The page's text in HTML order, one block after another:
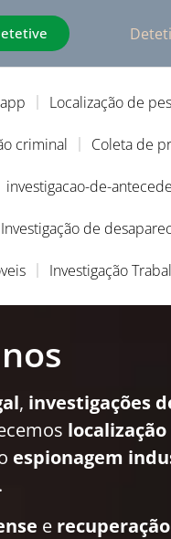
Localização de
criminal Coleta de
investigacao-de-
Investigação de
Investigação
, investigações
espionagem
e